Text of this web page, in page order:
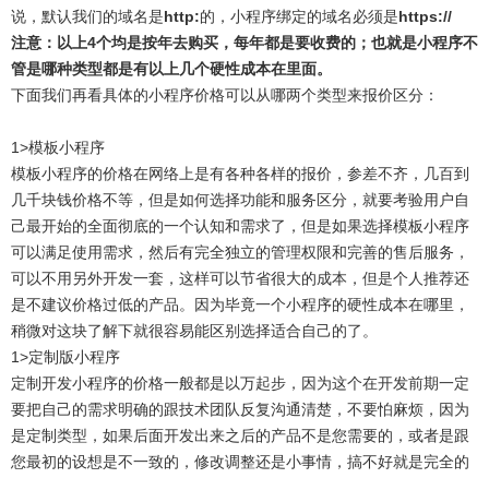
说，默认我们的域名是http:的，小程序绑定的域名必须是https://
注意：以上4个均是按年去购买，每年都是要收费的；也就是小程序不
管是哪种类型都是有以上几个硬性成本在里面。
下面我们再看具体的小程序价格可以从哪两个类型来报价区分：
1>模板小程序
模板小程序的价格在网络上是有各种各样的报价，参差不齐，几百到
几千块钱价格不等，但是如何选择功能和服务区分，就要考验用户自
己最开始的全面彻底的一个认知和需求了，但是如果选择模板小程序
可以满足使用需求，然后有完全独立的管理权限和完善的售后服务，
可以不用另外开发一套，这样可以节省很大的成本，但是个人推荐还
是不建议价格过低的产品。因为毕竟一个小程序的硬性成本在哪里，
稍微对这块了解下就很容易能区别选择适合自己的了。
1>定制版小程序
定制开发小程序的价格一般都是以万起步，因为这个在开发前期一定
要把自己的需求明确的跟技术团队反复沟通清楚，不要怕麻烦，因为
是定制类型，如果后面开发出来之后的产品不是您需要的，或者是跟
您最初的设想是不一致的，修改调整还是小事情，搞不好就是完全的